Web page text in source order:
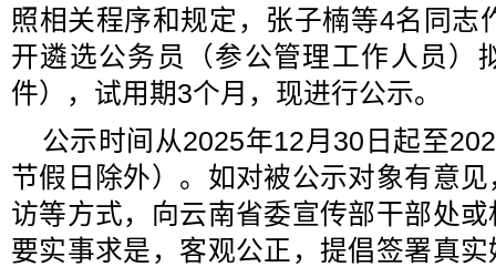
照相关程序和规定，张子楠等4名同志
开遴选公务员（参公管理工作人员）
件），试用期3个月，现进行公示。
公示时间从2025年12月30日起至
节假日除外）。如对被公示对象有意
访等方式，向云南省委宣传部干部处
要实事求是，客观公正，提倡签署真